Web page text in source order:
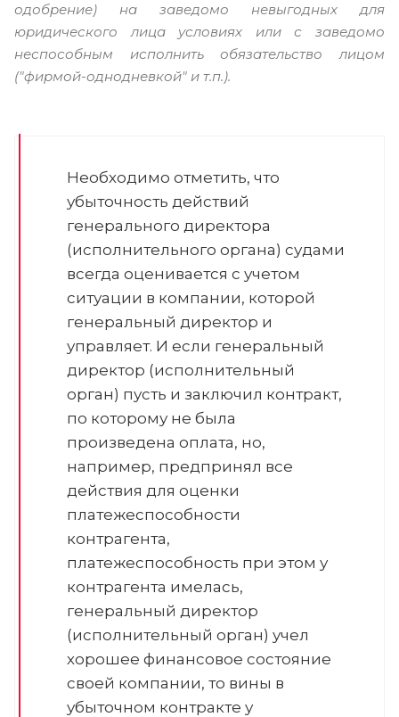
одобрение) на заведомо невыгодных для
юридического лица условиях или с заведомо
неспособным исполнить обязательство лицом
("фирмой-однодневкой" и т.п.).
Необходимо отметить, что
убыточность действий
генерального директора
(исполнительного органа) судами
всегда оценивается с учетом
ситуации в компании, которой
генеральный директор и
управляет. И если генеральный
директор (исполнительный
орган) пусть и заключил контракт,
по которому не была
произведена оплата, но,
например, предпринял все
действия для оценки
платежеспособности
контрагента,
платежеспособность при этом у
контрагента имелась,
генеральный директор
(исполнительный орган) учел
хорошее финансовое состояние
своей компании, то вины в
убыточном контракте у